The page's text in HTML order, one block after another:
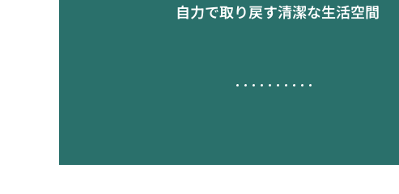
自力で取り戻す清潔な生活空間